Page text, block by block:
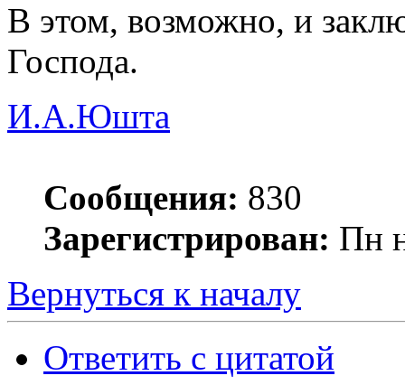
В этом, возможно, и
Господа.
И.А.Юшта
Сообщения: 830
Зарегистрирован: Пн
Вернуться к началу
Ответить с цитатой